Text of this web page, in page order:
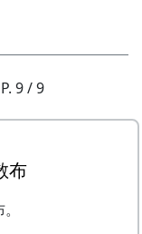
しまったの
きもやって
業の進め方
P. 9 / 9
布